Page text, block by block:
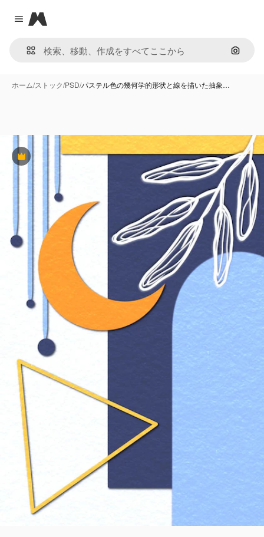
Close menu
Magnific
画像で
ホーム/ストック/PSD/パステル色の幾何学的形状と線を描いた抽象…
Premium